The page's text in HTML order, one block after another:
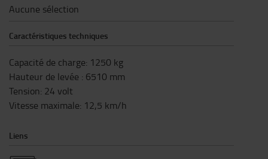
Aucune sélection
Caractéristiques techniques
Capacité de charge: 1250 kg
Hauteur de levée : 6510 mm
Tension: 24 volt
Vitesse maximale: 12,5 km/h
Liens